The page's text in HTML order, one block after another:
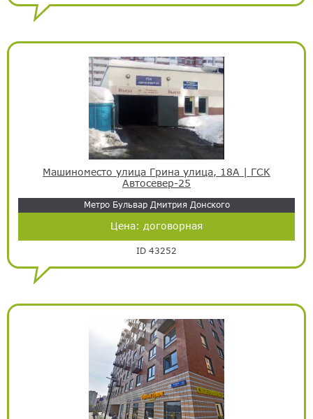
Машиноместо улица Грина улица, 18А | ГСК
Автосевер-25
Метро Бульвар Дмитрия Донского
Цена: договорная
ID 43252